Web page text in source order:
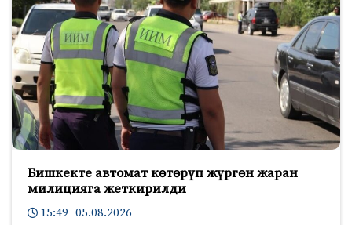
Бишкекте автомат көтөрүп жүргөн жаран
милицияга жеткирилди
15:49 05.08.2026